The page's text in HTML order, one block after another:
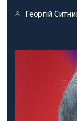
Георгій